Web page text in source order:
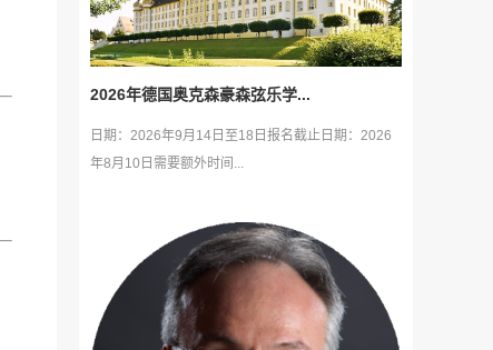
2026年德国奥克森豪森弦乐学...
日期：2026年9月14日至18日报名截止日期：2026
年8月10日需要额外时间...